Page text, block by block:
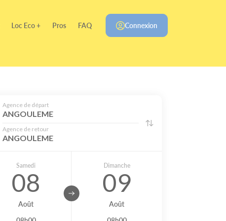
Loc Eco + Pros FAQ Connexion
Agence de départ
ANGOULEME
Agence de retour
ANGOULEME
Samedi
08
Août
Dimanche
09
Août